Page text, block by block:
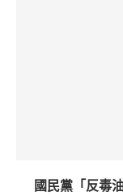
國民黨「反毒